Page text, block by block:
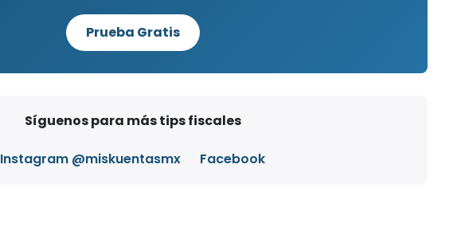
Prueba Gratis
Síguenos para más tips fiscales
Instagram @miskuentasmx Facebook